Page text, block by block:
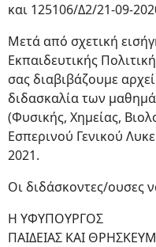
και 125106/Δ2/21-09-
Μετά από σχετική
Εκπαιδευτικής
σας διαβιβάζουμε
διδασκαλία των
(Φυσικής, Χημείας,
Εσπερινού Γενικού
2021.
Οι διδάσκοντες/ουσες
Η ΥΦΥΠΟΥΡΓΟΣ
ΠΑΙΔΕΙΑΣ ΚΑΙ